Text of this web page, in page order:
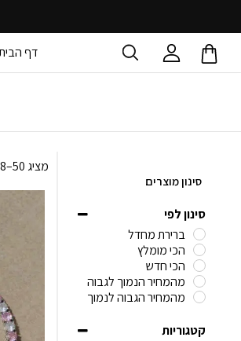
דף
סינון מוצרים
סינון לפי
ברירת מחדל
הכי מומלץ
הכי חדש
מהמחיר הנמוך לגבוה
מהמחיר הגבוה לנמוך
קטגוריות
מציג 50–98 מתוך 154 תוצאות